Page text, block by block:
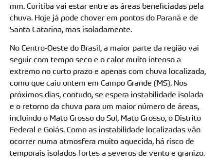
mm. Curitiba vai estar entre as áreas beneficiadas pela
chuva. Hoje já pode chover em pontos do Paraná e de
Santa Catarina, mas isoladamente.
No Centro-Oeste do Brasil, a maior parte da região vai
seguir com tempo seco e o calor muito intenso a
extremo no curto prazo e apenas com chuva localizada,
como que caiu ontem em Campo Grande (MS). Nos
próximos dias, contudo, se espera instabilidade isolada
e o retorno da chuva para um maior número de áreas,
incluindo o Mato Grosso do Sul, Mato Grosso, o Distrito
Federal e Goiás. Como as instabilidade localizadas vão
ocorrer numa atmosfera muito aquecida, há risco de
temporais isolados fortes a severos de vento e granizo.